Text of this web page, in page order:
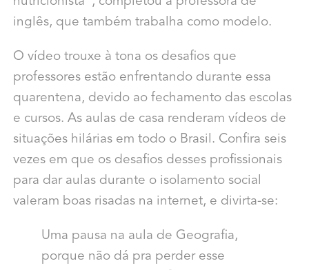
inglês, que também trabalha como modelo.
O vídeo trouxe à tona os desafios que
professores estão enfrentando durante essa
quarentena, devido ao fechamento das escolas
e cursos. As aulas de casa renderam vídeos de
situações hilárias em todo o Brasil. Confira seis
vezes em que os desafios desses profissionais
para dar aulas durante o isolamento social
valeram boas risadas na internet, e divirta-se:
Uma pausa na aula de Geografia,
porque não dá pra perder esse